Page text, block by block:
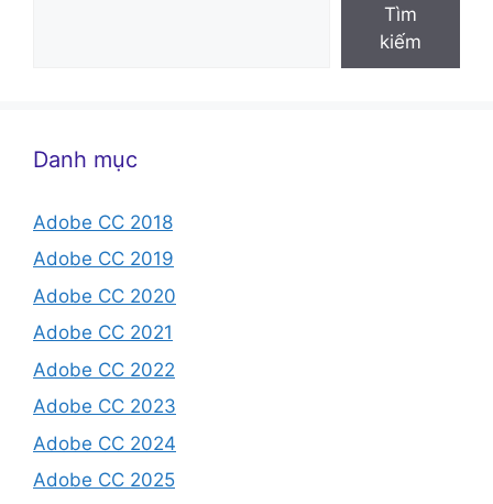
Tìm
kiếm
Danh mục
Adobe CC 2018
Adobe CC 2019
Adobe CC 2020
Adobe CC 2021
Adobe CC 2022
Adobe CC 2023
Adobe CC 2024
Adobe CC 2025